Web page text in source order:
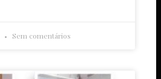
Sem comentários